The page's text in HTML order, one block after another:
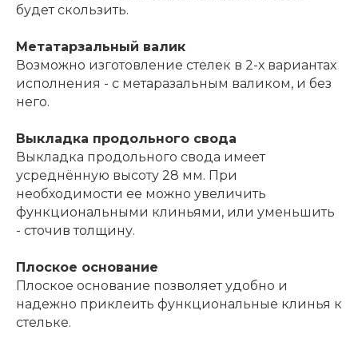
будет скользить.
Метатарзальный валик
Возможно изготовление стелек в 2-х вариантах
исполнения - с метаразальным валиком, и без
него.
Выкладка продольного свода
Выкладка продольного свода имеет
усреднённую высоту 28 мм. При
необходимости ее можно увеличить
функциональными клиньями, или уменьшить
- сточив толщину.
Плоское основание
Плоское основание позволяет удобно и
надежно приклеить функциональные клинья к
стельке.